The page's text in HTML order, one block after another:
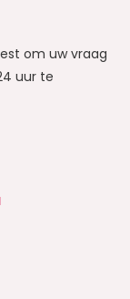
om uw vraag
uur te